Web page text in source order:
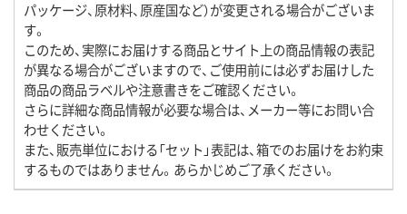
パッケージ、原材料、原産国など）が変更される場合がございま
す。
このため、実際にお届けする商品とサイト上の商品情報の表記
が異なる場合がございますので、ご使用前には必ずお届けした
商品の商品ラベルや注意書きをご確認ください。
さらに詳細な商品情報が必要な場合は、メーカー等にお問い合
わせください。
また、販売単位における「セット」表記は、箱でのお届けをお約束
するものではありません。あらかじめご了承ください。